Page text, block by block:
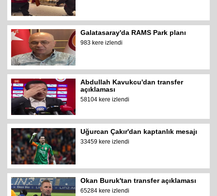
Galatasaray'da RAMS Park planı
983 kere izlendi
Abdullah Kavukcu'dan transfer
açıklaması
58104 kere izlendi
Uğurcan Çakır'dan kaptanlık mesajı
33459 kere izlendi
Okan Buruk'tan transfer açıklaması
65284 kere izlendi